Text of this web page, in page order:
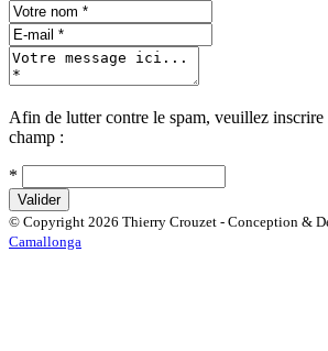
Afin de lutter contre le spam, veuillez inscrire
champ :
*
© Copyright 2026 Thierry Crouzet - Conception &
Camallonga